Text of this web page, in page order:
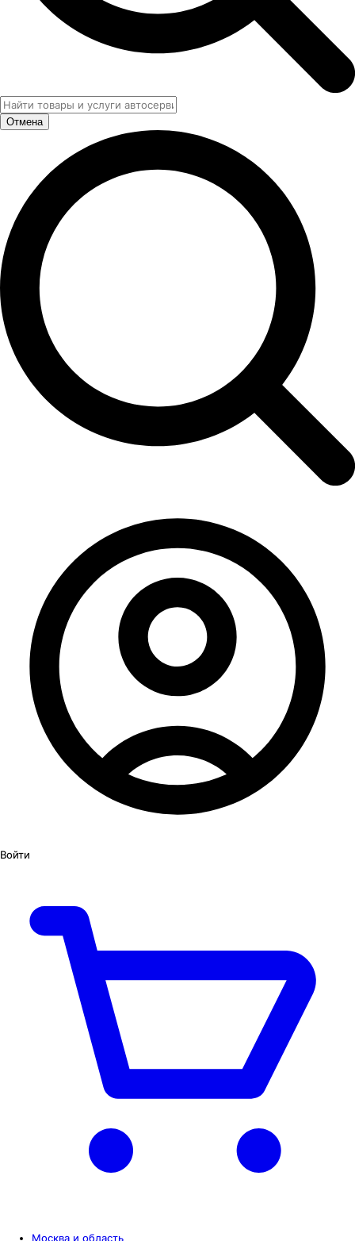
Отмена
Войти
Москва и область